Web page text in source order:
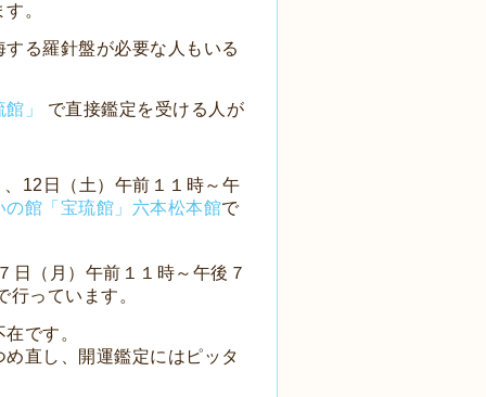
。
る羅針盤が必要な人もいる
」
で直接鑑定を受ける人が
12日（土）午前１１時～午
の館「宝琉館」六本松本館で
日（月）午前１１時～午後７
行っています。
です。
直し、開運鑑定にはピッタ